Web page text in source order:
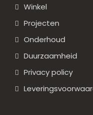
Winkel
Projecten
Onderhoud
Duurzaamheid
Privacy policy